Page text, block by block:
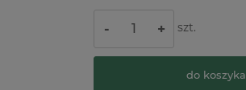
- + szt.
do koszyka